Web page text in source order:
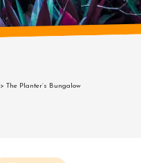
> The Planter’s Bungalow